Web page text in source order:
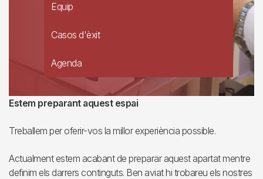
Equip
Casos d'èxit
Agenda
Estem preparant aquest espai
Treballem per oferir-vos la millor experiència possible.
Actualment estem acabant de preparar aquest apartat mentre
definim els darrers continguts. Ben aviat hi trobareu els nostres